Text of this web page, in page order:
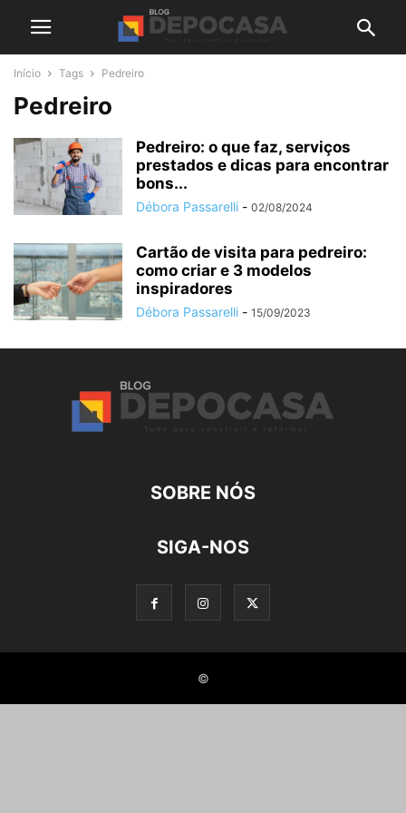
Início Tags Pedreiro
Pedreiro
Pedreiro: o que faz, serviços
prestados e dicas para encontrar
bons...
Débora Passarelli - 02/08/2024
Cartão de visita para pedreiro:
como criar e 3 modelos
inspiradores
Débora Passarelli - 15/09/2023
SOBRE NÓS
SIGA-NOS
©